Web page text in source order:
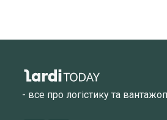
- все про логістику та